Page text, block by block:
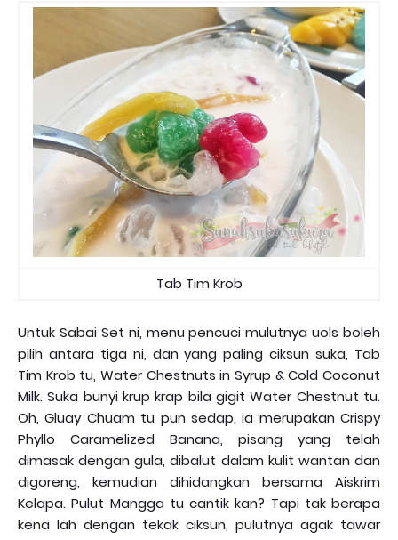
Tab Tim Krob
Untuk Sabai Set ni, menu pencuci mulutnya uols boleh
pilih antara tiga ni, dan yang paling ciksun suka, Tab
Tim Krob tu, Water Chestnuts in Syrup & Cold Coconut
Milk. Suka bunyi krup krap bila gigit Water Chestnut tu.
Oh, Gluay Chuam tu pun sedap, ia merupakan Crispy
Phyllo Caramelized Banana, pisang yang telah
dimasak dengan gula, dibalut dalam kulit wantan dan
digoreng, kemudian dihidangkan bersama Aiskrim
Kelapa. Pulut Mangga tu cantik kan? Tapi tak berapa
kena lah dengan tekak ciksun, pulutnya agak tawar